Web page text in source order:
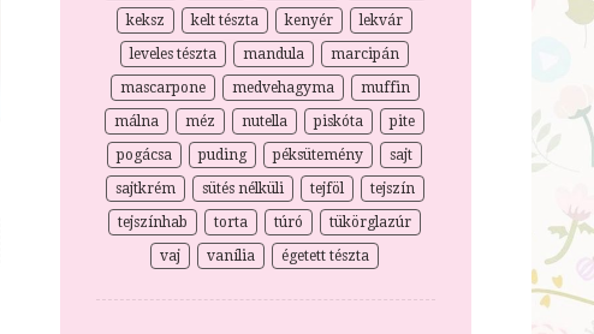
keksz
kelt tészta kenyér
lekvár
leveles tészta
mandula
marcipán
mascarpone
medvehagyma
muffin
málna
méz nutella piskóta
pite
pogácsa
puding péksütemény
sajt
sajtkrém
sütés nélküli tejföl
tejszín
tejszínhab
torta túró
tükörglazúr
vaj
vanília égetett tészta